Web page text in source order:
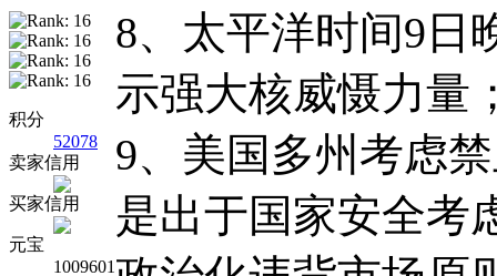
积分
52078
卖家信用
买家信用
元宝
1009601
8、太平洋时间9日
示强大核威慑力量
9、美国多州考虑
是出于国家安全考